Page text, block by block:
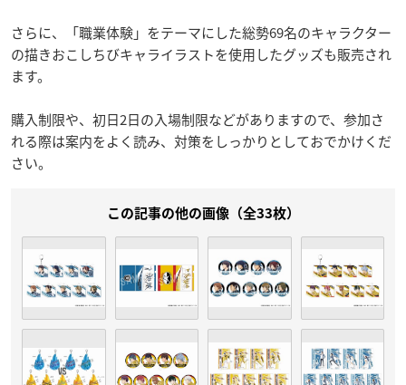
さらに、「職業体験」をテーマにした総勢69名のキャラクター
の描きおこしちびキャライラストを使用したグッズも販売され
ます。
購入制限や、初日2日の入場制限などがありますので、参加さ
れる際は案内をよく読み、対策をしっかりとしておでかけくだ
さい。
この記事の他の画像（全33枚）